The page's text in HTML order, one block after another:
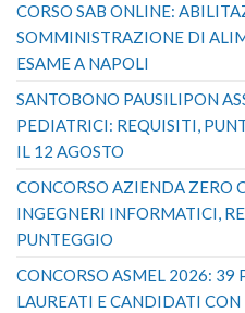
CORSO SAB ONLINE:
SOMMINISTRAZIONE DI
ESAME A NAPOLI
SANTOBONO PAUSILIPON
PEDIATRICI: REQUISITI,
IL 12 AGOSTO
CONCORSO AZIENDA ZERO
INGEGNERI INFORMATICI,
PUNTEGGIO
CONCORSO ASMEL 2026: 39
LAUREATI E CANDIDATI